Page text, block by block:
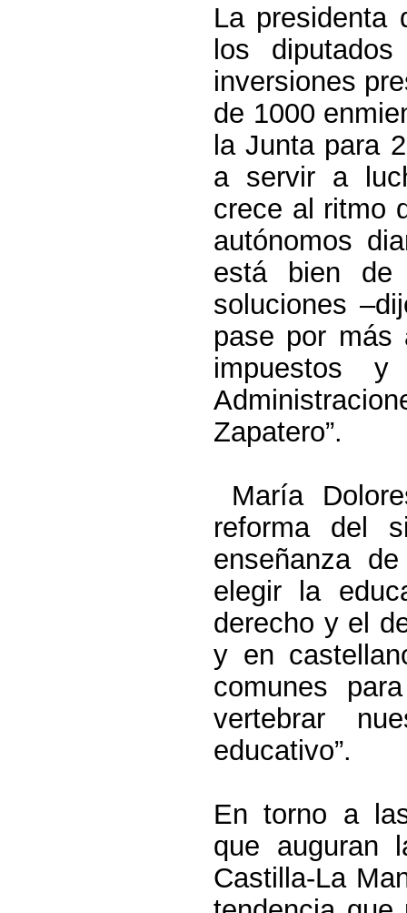
La presidenta
los
inversiones
de 1000
la Junta para
a servir a
crece al ritmo
autónomos
está bien
soluciones
pase por más
impuestos
Zapatero”.
María
reforma del
enseñanza
elegir la
derecho y el
y en
comunes
vertebrar
educativo”.
En torno a
que auguran
Castilla-La